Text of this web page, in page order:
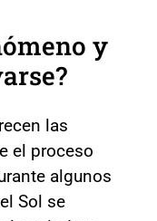
y
las
el proceso
algunos
Sol se